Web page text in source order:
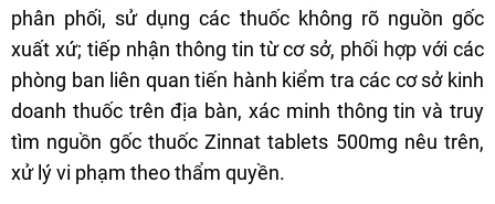
phân phối, sử dụng các thuốc không rõ nguồn gốc
xuất xứ; tiếp nhận thông tin từ cơ sở, phối hợp với các
phòng ban liên quan tiến hành kiểm tra các cơ sở kinh
doanh thuốc trên địa bàn, xác minh thông tin và truy
tìm nguồn gốc thuốc Zinnat tablets 500mg nêu trên,
xử lý vi phạm theo thẩm quyền.